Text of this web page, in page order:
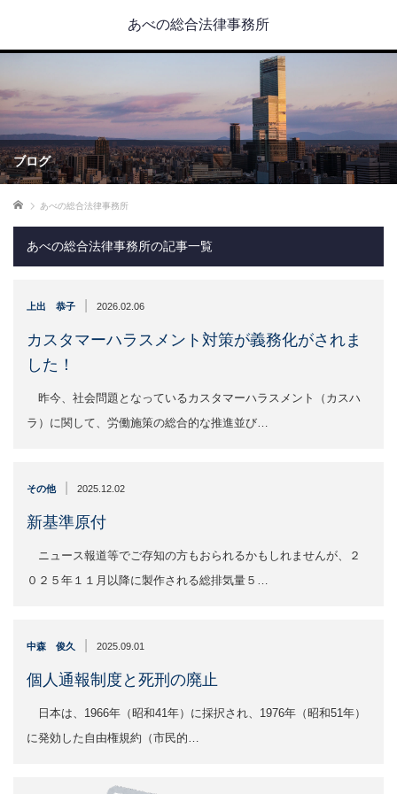
あべの総合法律事務所
ブログ
ホーム あべの総合法律事務所
あべの総合法律事務所の記事一覧
上出 恭子 2026.02.06
カスタマーハラスメント対策が義務化がされま
した！
昨今、社会問題となっているカスタマーハラスメント（カスハ
ラ）に関して、労働施策の総合的な推進並び…
その他 2025.12.02
新基準原付
ニュース報道等でご存知の方もおられるかもしれませんが、２
０２５年１１月以降に製作される総排気量５…
中森 俊久 2025.09.01
個人通報制度と死刑の廃止
日本は、1966年（昭和41年）に採択され、1976年（昭和51年）
に発効した自由権規約（市民的…